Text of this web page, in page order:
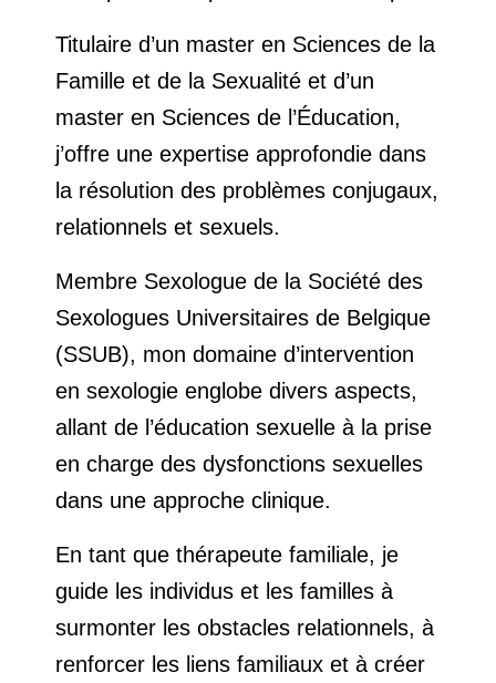
Titulaire d’un master en Sciences de la
Famille et de la Sexualité et d’un
master en Sciences de l’Éducation,
j’offre une expertise approfondie dans
la résolution des problèmes conjugaux,
relationnels et sexuels.
Membre Sexologue de la Société des
Sexologues Universitaires de Belgique
(SSUB), mon domaine d’intervention
en sexologie englobe divers aspects,
allant de l’éducation sexuelle à la prise
en charge des dysfonctions sexuelles
dans une approche clinique.
En tant que thérapeute familiale, je
guide les individus et les familles à
surmonter les obstacles relationnels, à
renforcer les liens familiaux et à créer